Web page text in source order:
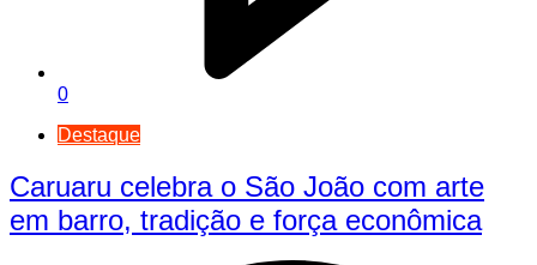
0
Destaque
Caruaru celebra o São João com arte
em barro, tradição e força econômica